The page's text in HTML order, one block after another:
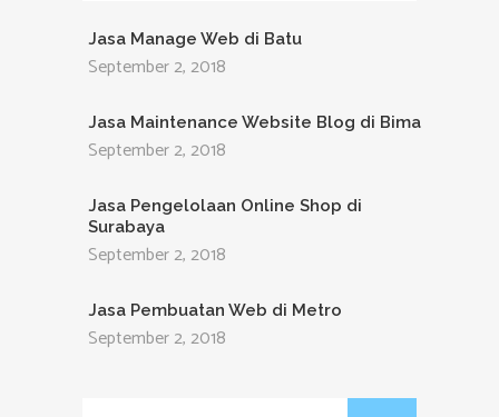
Jasa Manage Web di Batu
September 2, 2018
Jasa Maintenance Website Blog di Bima
September 2, 2018
Jasa Pengelolaan Online Shop di
Surabaya
September 2, 2018
Jasa Pembuatan Web di Metro
September 2, 2018